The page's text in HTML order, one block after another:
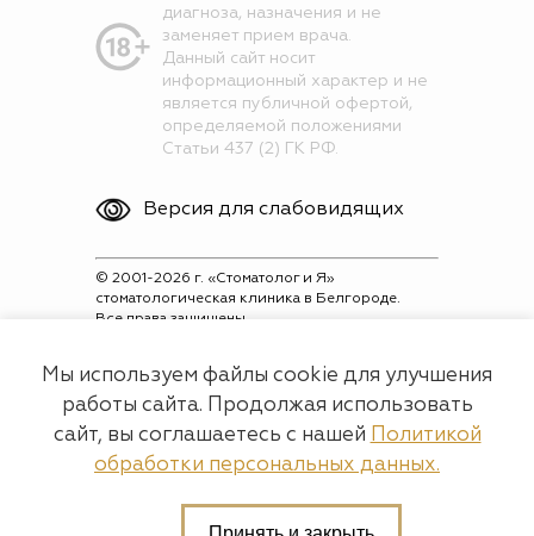
диагноза, назначения и не
заменяет прием врача.
Данный сайт носит
информационный характер и не
является публичной офертой,
определяемой положениями
Статьи 437 (2) ГК РФ.
Версия для слабовидящих
© 2001-2026 г. «Стоматолог и Я»
стоматологическая клиника в Белгороде.
Все права защищены.
Лицензия на осуществление
медицинской деятельности № Л041-
01154-31/00312681 ООО "Стоматолог и Я"
ОГРН: 1053100526940
Мы используем файлы cookie для улучшения
работы сайта. Продолжая использовать
сайт, вы соглашаетесь с нашей
Политикой
обработки персональных данных.